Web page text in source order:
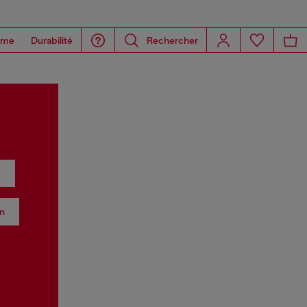
Durabilité Rechercher